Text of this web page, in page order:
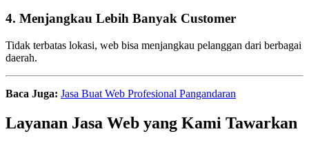
4. Menjangkau Lebih Banyak Customer
Tidak terbatas lokasi, web bisa menjangkau pelanggan dari berbagai
daerah.
Baca Juga: Jasa Buat Web Profesional Pangandaran
Layanan Jasa Web yang Kami Tawarkan